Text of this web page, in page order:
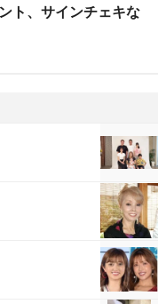
ト、サインチェキな